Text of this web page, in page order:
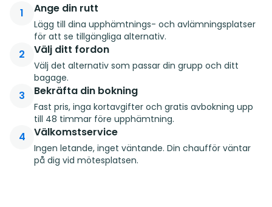
1 Ange din rutt
Lägg till dina upphämtnings- och avlämningsplatser
för att se tillgängliga alternativ.
2 Välj ditt fordon
Välj det alternativ som passar din grupp och ditt
bagage.
3 Bekräfta din bokning
Fast pris, inga kortavgifter och gratis avbokning upp
till 48 timmar före upphämtning.
4 Välkomstservice
Ingen letande, inget väntande. Din chaufför väntar
på dig vid mötesplatsen.